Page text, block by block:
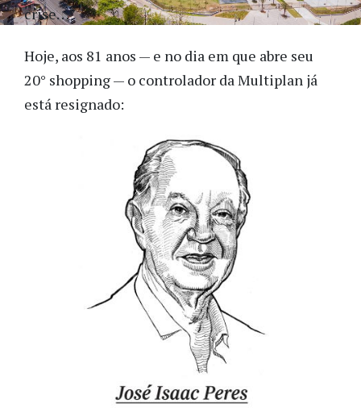
crise…”
Hoje, aos 81 anos — e no dia em que abre seu
20° shopping — o controlador da Multiplan já
está resignado: